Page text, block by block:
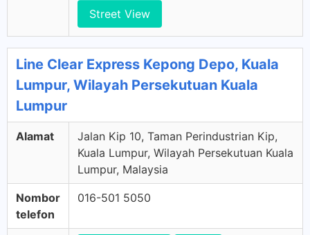
Street View
Line Clear Express Kepong Depo, Kuala
Lumpur, Wilayah Persekutuan Kuala
Lumpur
Alamat
Jalan Kip 10, Taman Perindustrian Kip,
Kuala Lumpur, Wilayah Persekutuan Kuala
Lumpur, Malaysia
Nombor
telefon
016-501 5050